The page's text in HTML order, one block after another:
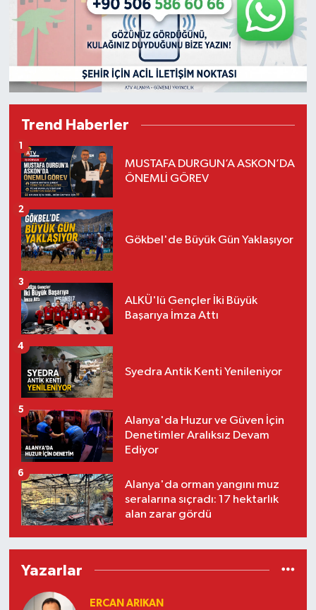
Trend Haberler
MUSTAFA DURGUN’A ASKON’DA
ÖNEMLİ GÖREV
1
Gökbel'de Büyük Gün Yaklaşıyor
2
ALKÜ'lü Gençler İki Büyük
Başarıya İmza Attı
3
Syedra Antik Kenti Yenileniyor
4
Alanya'da Huzur ve Güven İçin
Denetimler Aralıksız Devam
Ediyor
5
Alanya'da orman yangını muz
seralarına sıçradı: 17 hektarlık
alan zarar gördü
6
Yazarlar
ERCAN ARIKAN